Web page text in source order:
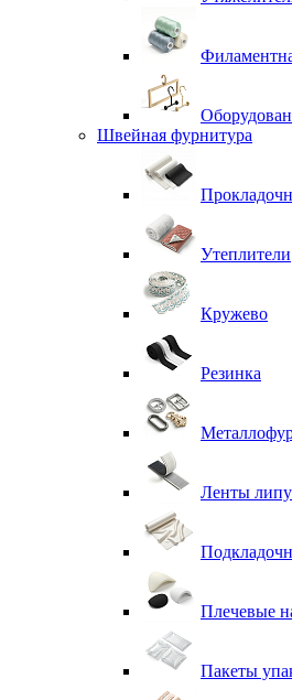
Швейная фурнитура
Утеплители
Кружево
Резинка
Ленты
Плечевые
Пакеты